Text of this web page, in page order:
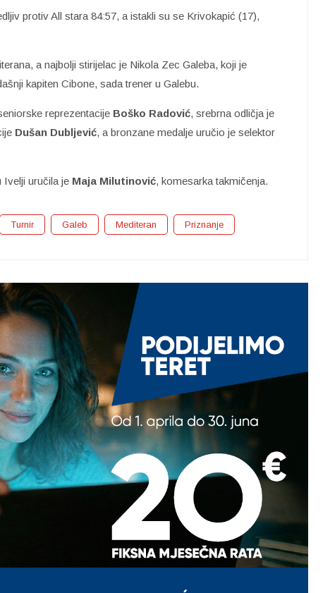
protiv All stara 84:57, a istakli su se Krivokapić (17),
a najbolji stirijelac je Nikola Zec Galeba, koji je
kapiten Cibone, sada trener u Galebu.
reprezentacije Boško Radović, srebrna odličja je
Dušan Dubljević, a bronzane medalje uručio je selektor
Ivelji uručila je Maja Milutinović, komesarka takmičenja.
Turnir Galeb Mediteran Priznanje